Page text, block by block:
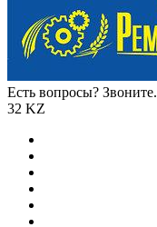
Есть вопросы? Звоните.
32 KZ